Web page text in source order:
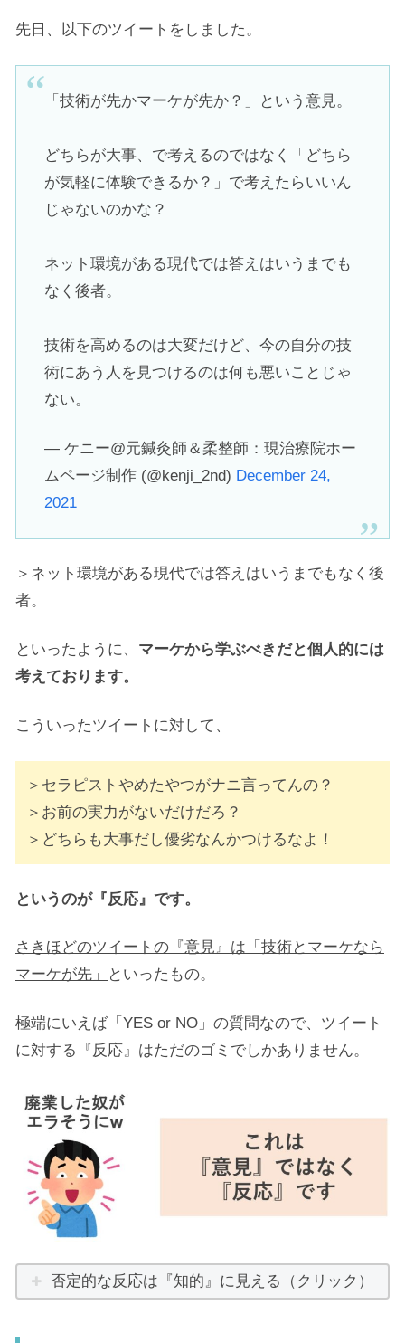
先日、以下のツイートをしました。
「技術が先かマーケが先か？」という意見。
どちらが大事、で考えるのではなく「どちら
が気軽に体験できるか？」で考えたらいいん
じゃないのかな？
ネット環境がある現代では答えはいうまでも
なく後者。
技術を高めるのは大変だけど、今の自分の技
術にあう人を見つけるのは何も悪いことじゃ
ない。
— ケニー@元鍼灸師＆柔整師：現治療院ホー
ムページ制作 (@kenji_2nd) December 24,
2021
＞ネット環境がある現代では答えはいうまでもなく後
者。
といったように、 マーケから学ぶべきだと個人的には
考えております。
こういったツイートに対して、
＞セラピストやめたやつがナニ言ってんの？
＞お前の実力がないだけだろ？
＞どちらも大事だし優劣なんかつけるなよ！
というのが『反応』です。
さきほどのツイートの『意見』は「技術とマーケなら
マーケが先」
といったもの。
極端にいえば「YES or NO」の質問なので、ツイート
に対する『反応』はただのゴミでしかありません。
否定的な反応は『知的』に見える（クリック）